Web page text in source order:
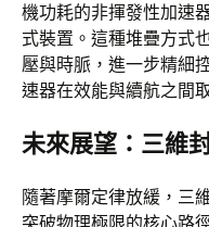
機功耗的非揮發性加速
式裝置。這種堆疊方式
壓與時脈，進一步精細
速器在效能與續航之間
未來展望：三維
隨著摩爾定律放緩，三
突破物理極限的核心路